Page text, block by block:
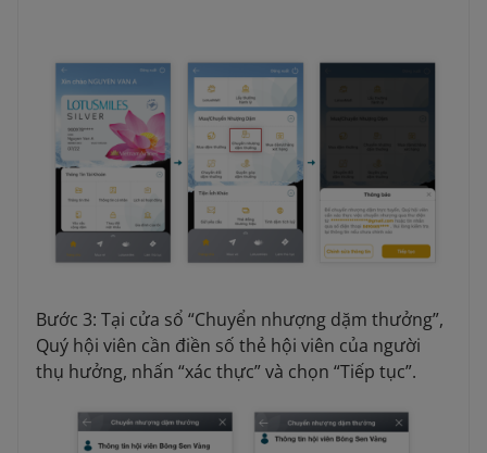
Bước 3: Tại cửa sổ “Chuyển nhượng dặm thưởng”,
Quý hội viên cần điền số thẻ hội viên của người
thụ hưởng, nhấn “xác thực” và chọn “Tiếp tục”.